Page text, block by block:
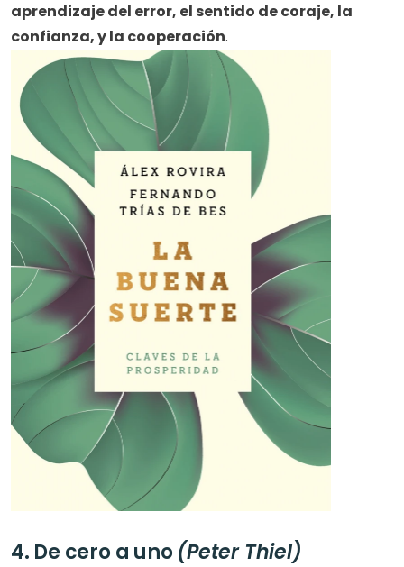
aprendizaje del error, el sentido de coraje, la
confianza, y la cooperación.
4. De cero a uno (Peter Thiel)